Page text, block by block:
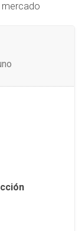
mercado